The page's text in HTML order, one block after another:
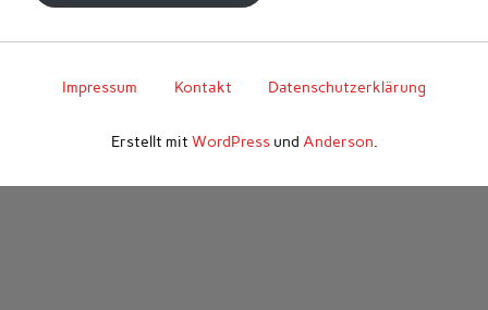
Impressum Kontakt Datenschutzerklärung
Erstellt mit WordPressund Anderson